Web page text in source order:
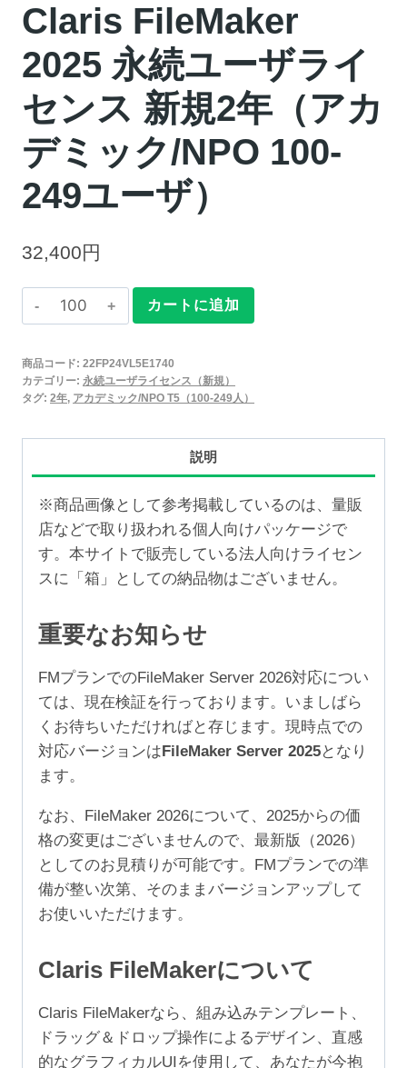
Claris FileMaker
2025 永続ユーザライ
センス 新規2年（アカ
デミック/NPO 100-
249ユーザ）
32,400円
Claris
FileMaker
永
続
ザ
ラ
イ
セ
ン
新
規
2
年
（ア
カ
デ
ッ
ク/NPO
100-
249
ユ
ザ）
カートに追加
商品コード: 22FP24VL5E1740
カテゴリー: 永続ユーザライセンス（新規）
タグ: 2年, アカデミック/NPO T5（100-249人）
説明
※商品画像として参考掲載しているのは、量販
店などで取り扱われる個人向けパッケージで
す。本サイトで販売している法人向けライセン
スに「箱」としての納品物はございません。
重要なお知らせ
FMプランでのFileMaker Server 2026対応につい
ては、現在検証を行っております。いましばら
くお待ちいただければと存じます。現時点での
対応バージョンは FileMaker Server 2025となり
ます。
なお、FileMaker 2026について、2025からの価
格の変更はございませんので、最新版（2026）
としてのお見積りが可能です。FMプランでの準
備が整い次第、そのままバージョンアップして
お使いいただけます。
Claris FileMakerについて
Claris FileMakerなら、組み込みテンプレート、
ドラッグ＆ドロップ操作によるデザイン、直感
的なグラフィカルUIを使用して、あなたが今抱